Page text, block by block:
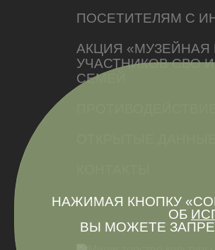
НАЖИМАЯ КНОПКУ
ОБ
ВЫ МОЖЕТЕ
ПОСЕТИТЕЛЯМ С
АКЦИЯ «МУЗЕЙНАЯ
УЧАСТНИКОВ СВО
СЕМЕЙ